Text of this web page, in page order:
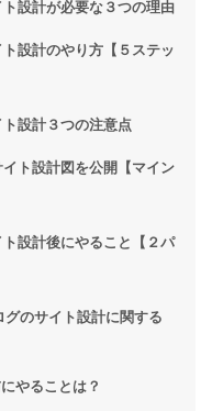
設計が必要な３つの理由
設計のやり方【５ステッ
設計３つの注意点
ト設計図を公開【マイン
設計後にやること【２パ
グのサイト設計に関する
やることは？